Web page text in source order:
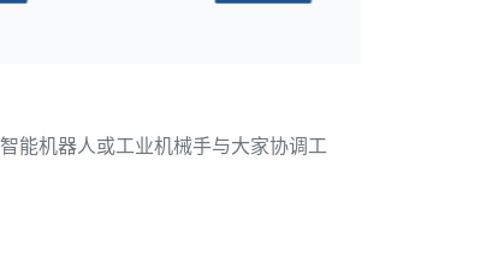
能机器人或工业机械手与大家协调工